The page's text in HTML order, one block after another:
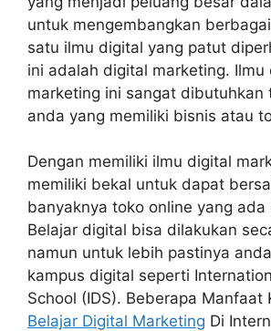
untuk mengembangkan
satu ilmu digital yang patut
ini adalah digital marketing. Ilmu
marketing ini sangat dibutuhkan
anda yang memiliki bisnis atau
Dengan memiliki ilmu digital
memiliki bekal untuk dapat
banyaknya toko online yang
Belajar digital bisa dilakukan
namun untuk lebih pastinya
kampus digital seperti
School (IDS). Beberapa Manfaat
Belajar Digital Marketing Di